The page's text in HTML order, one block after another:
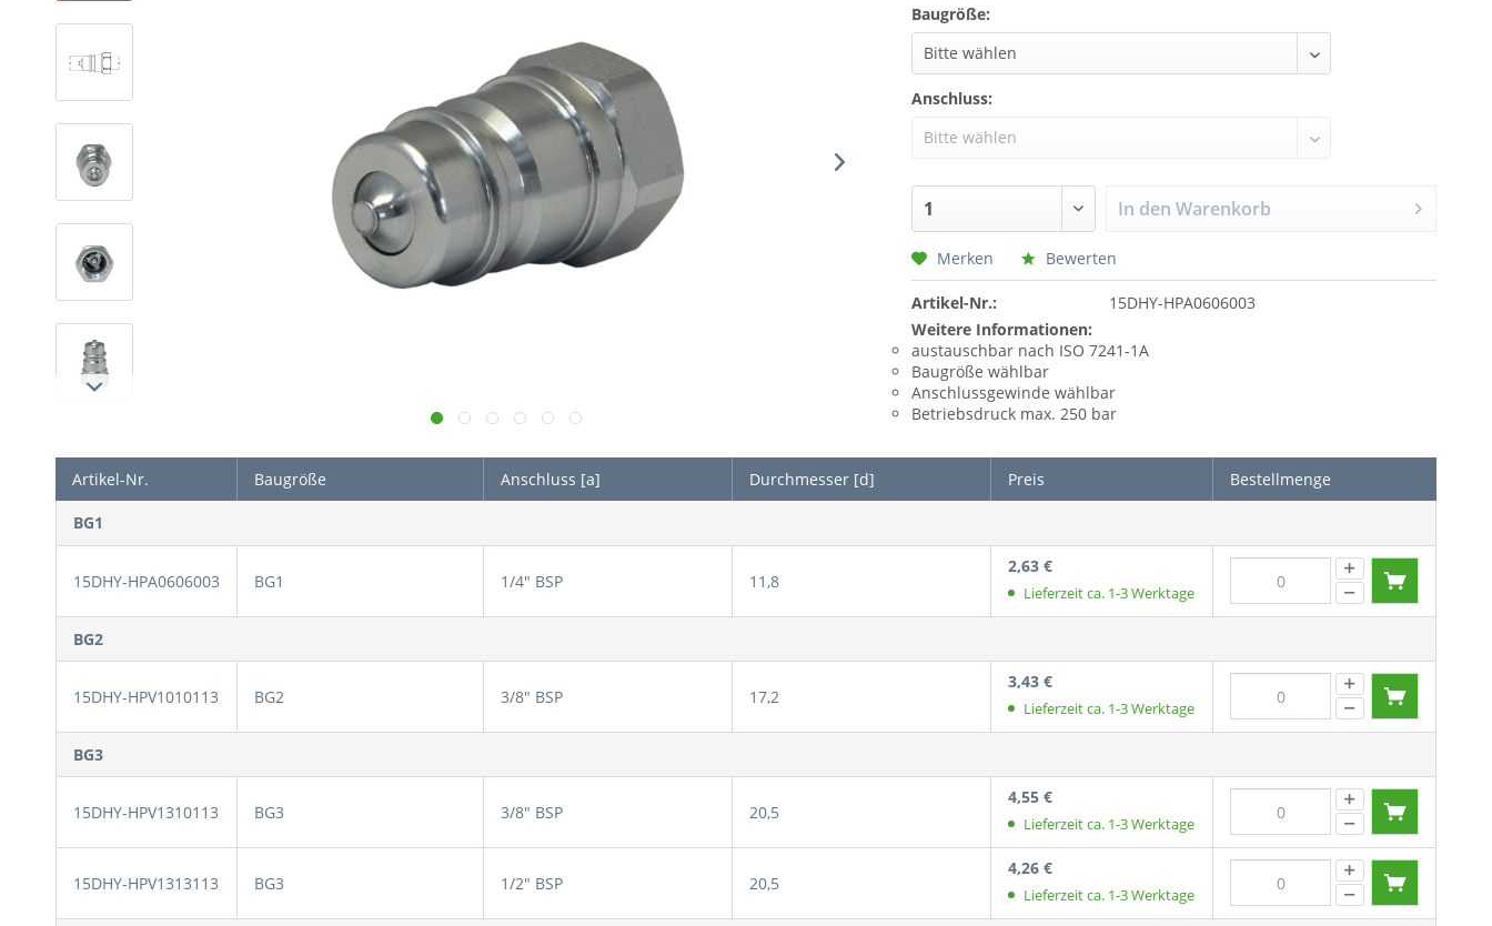
Baugröße:
Anschluss:
In den Warenkorb
Merken Bewerten
Artikel-Nr.:
15DHY-HPA0606003
Weitere Informationen:
austauschbar nach ISO 7241-1A
Baugröße wählbar
Anschlussgewinde wählbar
Betriebsdruck max. 250 bar
Artikel-Nr. Baugröße Anschluss [a] Durchmesser [d] Preis Bestellmenge
BG1
15DHY-HPA0606003 BG1 1/4" BSP 11,8
2,63 €
Lieferzeit ca. 1-3 Werktage
BG2
15DHY-HPV1010113 BG2 3/8" BSP 17,2
3,43 €
Lieferzeit ca. 1-3 Werktage
BG3
15DHY-HPV1310113 BG3 3/8" BSP 20,5
4,55 €
Lieferzeit ca. 1-3 Werktage
15DHY-HPV1313113 BG3 1/2" BSP 20,5
4,26 €
Lieferzeit ca. 1-3 Werktage